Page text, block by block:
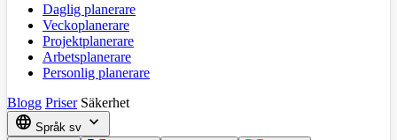
Daglig planerare
Veckoplanerare
Projektplanerare
Arbetsplanerare
Personlig planerare
Blogg Priser Säkerhet
language Språk sv expand_more